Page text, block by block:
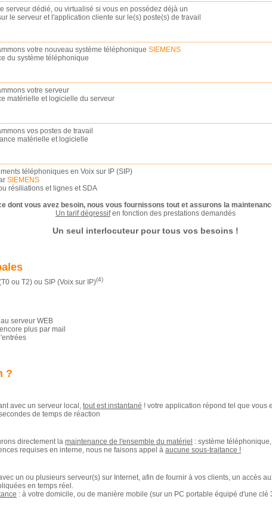
serveur dédié, ou virtualisé si vous en possédez déjà un
le serveur et l'application cliente sur le(s) poste(s) de travail
votre nouveau système téléphonique SIEMENS
du système téléphonique
votre serveur
matérielle et logicielle du serveur
vos postes de travail
matérielle et logicielle
téléphoniques en Voix sur IP (SIP)
SIEMENS
résiliations et lignes et SDA
dont vous avez besoin, nous vous fournissons tout et assurons la
Un tarif dégressifen fonction des prestations demandés
Un seul interlocuteur pour tous vos besoins !
ou T2) ou SIP (Voix sur IP)(4)
serveur WEB
plus par mail
?
avec un serveur local, tout est instantané ! votre application répond tel que vous
de temps de réaction
directement la maintenance de l'ensemble du matériel : système
requises en interne, nous ne faisons appel à aucune sous-traitance !
un ou plusieurs serveur(s) sur Internet, afin de fournir à vos clients, un accès
en temps réel.
: à votre domicile, ou de manière mobile (sur un PC portable équipé d'une